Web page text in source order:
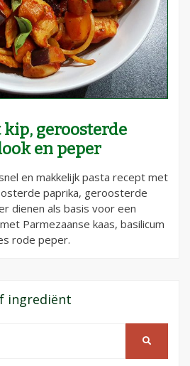
geroosterde
en peper
en makkelijk pasta recept met
paprika, geroosterde
dienen als basis voor een
Parmezaanse kaas, basilicum
rode peper.
ingrediënt